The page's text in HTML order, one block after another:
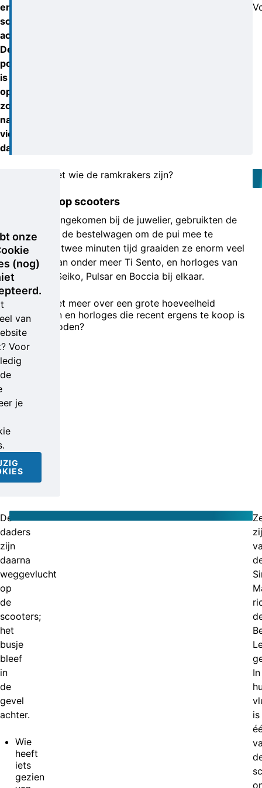
enorme
schade
achter.
De
politie
is
op
zoek
naar
vier
daders.
onze
(nog)
van
Voor
je
Wie weet wie de ramkrakers zijn?
Gevlucht op scooters
Eenmaal aangekomen bij de juwelier, gebruikten de
ramkrakers de bestelwagen om de pui mee te
rammen. In twee minuten tijd graaiden ze enorm veel
sieraden, van onder meer Ti Sento, en horloges van
met name Seiko, Pulsar en Boccia bij elkaar.
Wie weet meer over een grote hoeveelheid
sieraden en horloges die recent ergens te koop is
aangeboden?
De
daders
zijn
daarna
weggevlucht
op
de
scooters;
het
busje
bleef
in
de
gevel
achter.
Wie
heeft
iets
gezien
In
is